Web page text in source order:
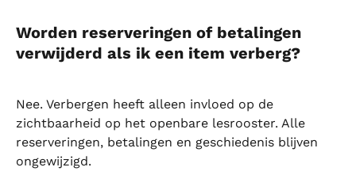
Worden reserveringen of betalingen
verwijderd als ik een item verberg?
Nee. Verbergen heeft alleen invloed op de
zichtbaarheid op het openbare lesrooster. Alle
reserveringen, betalingen en geschiedenis blijven
ongewijzigd.